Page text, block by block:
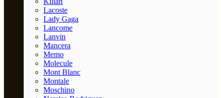
Lacoste
Lady Gaga
Lancome
Lanvin
Mancera
Memo
Molecule
Mont Blanc
Montale
Moschino